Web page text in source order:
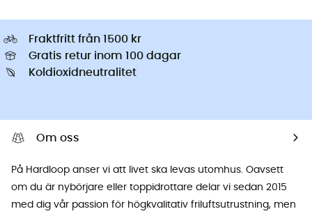
Fraktfritt från 1500 kr
Gratis retur inom 100 dagar
Koldioxidneutralitet
Om oss
På Hardloop anser vi att livet ska levas utomhus. Oavsett
om du är nybörjare eller toppidrottare delar vi sedan 2015
med dig vår passion för högkvalitativ friluftsutrustning, men